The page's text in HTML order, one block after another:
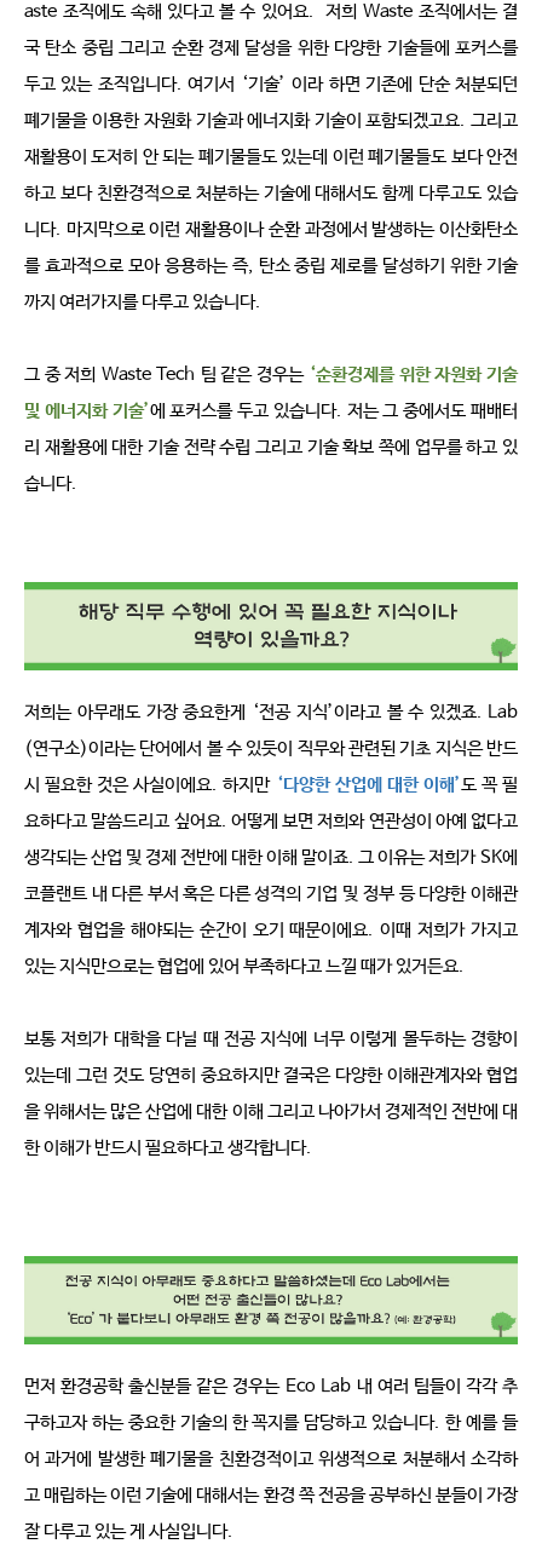
aste 조직에도 속해 있다고 볼 수 있어요. 저희 Waste 조직에서는 결
국 탄소 중립 그리고 순환 경제 달성을 위한 다양한 기술들에 포커스를
두고 있는 조직입니다. 여기서 ‘기술’ 이라 하면 기존에 단순 처분되던
폐기물을 이용한 자원화 기술과 에너지화 기술이 포함되겠고요. 그리고
재활용이 도저히 안 되는 폐기물들도 있는데 이런 폐기물들도 보다 안전
하고 보다 친환경적으로 처분하는 기술에 대해서도 함께 다루고도 있습
니다. 마지막으로 이런 재활용이나 순환 과정에서 발생하는 이산화탄소
를 효과적으로 모아 응용하는 즉, 탄소 중립 제로를 달성하기 위한 기술
까지 여러가지를 다루고 있습니다.
그 중 저희 Waste Tech 팀 같은 경우는 ‘순환경제를 위한 자원화 기술
및 에너지화 기술’에 포커스를 두고 있습니다. 저는 그 중에서도 패배터
리 재활용에 대한 기술 전략 수립 그리고 기술 확보 쪽에 업무를 하고 있
습니다.
저희는 아무래도 가장 중요한게 ‘전공 지식’이라고 볼 수 있겠죠. Lab
(연구소)이라는 단어에서 볼 수 있듯이 직무와 관련된 기초 지식은 반드
시 필요한 것은 사실이에요. 하지만 ‘다양한 산업에 대한 이해’도 꼭 필
요하다고 말씀드리고 싶어요. 어떻게 보면 저희와 연관성이 아예 없다고
생각되는 산업 및 경제 전반에 대한 이해 말이죠. 그 이유는 저희가 SK에
코플랜트 내 다른 부서 혹은 다른 성격의 기업 및 정부 등 다양한 이해관
계자와 협업을 해야되는 순간이 오기 때문이에요. 이때 저희가 가지고
있는 지식만으로는 협업에 있어 부족하다고 느낄 때가 있거든요.
보통 저희가 대학을 다닐 때 전공 지식에 너무 이렇게 몰두하는 경향이
있는데 그런 것도 당연히 중요하지만 결국은 다양한 이해관계자와 협업
을 위해서는 많은 산업에 대한 이해 그리고 나아가서 경제적인 전반에 대
한 이해가 반드시 필요하다고 생각합니다.
먼저 환경공학 출신분들 같은 경우는 Eco Lab 내 여러 팀들이 각각 추
구하고자 하는 중요한 기술의 한 꼭지를 담당하고 있습니다. 한 예를 들
어 과거에 발생한 폐기물을 친환경적이고 위생적으로 처분해서 소각하
고 매립하는 이런 기술에 대해서는 환경 쪽 전공을 공부하신 분들이 가장
잘 다루고 있는 게 사실입니다.